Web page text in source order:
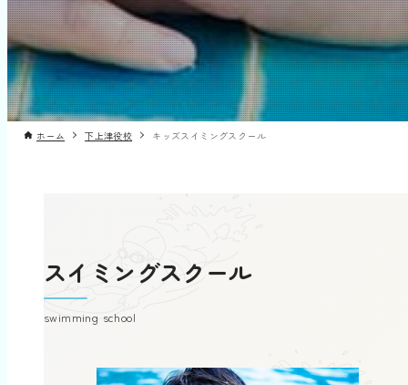
ホーム 下上津役校 キッズスイミングスクール
スイミングスクール
swimming school